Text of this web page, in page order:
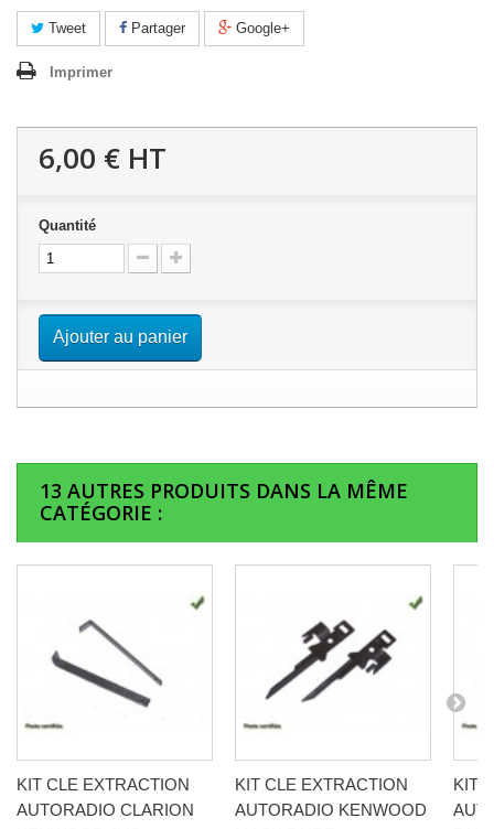
Tweet Partager Google+
Imprimer
6,00 € HT
Quantité
Ajouter au panier
13 AUTRES PRODUITS DANS LA MÊME
CATÉGORIE :
KIT CLE EXTRACTION
AUTORADIO CLARION
KIT CLE EXTRACTION
AUTORADIO KENWOOD
KIT